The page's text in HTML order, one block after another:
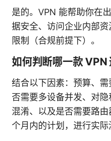
是的。VPN 能帮助你在
据安全、访问企业内部
限制（合规前提下）。
如何判断哪一款 VPN
结合以下因素：预算、
否需要多设备并发、对
混淆、以及是否需要路
个月内的计划，进行实际